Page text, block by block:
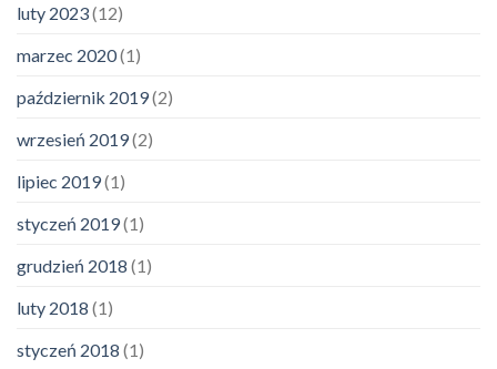
luty 2023(12)
marzec 2020(1)
październik 2019(2)
wrzesień 2019(2)
lipiec 2019(1)
styczeń 2019(1)
grudzień 2018 (1)
luty 2018 (1)
styczeń 2018 (1)